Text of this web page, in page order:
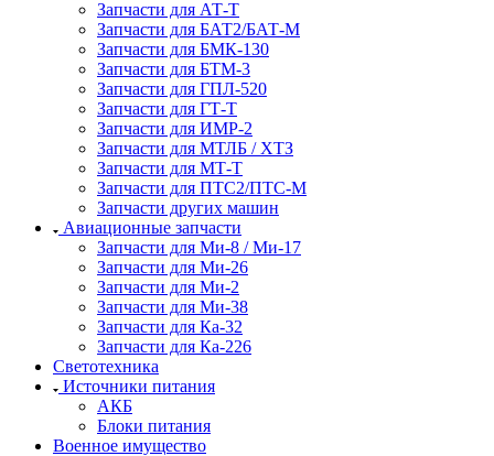
Запчасти для АТ-Т
Запчасти для БАТ2/БАТ-М
Запчасти для БМК-130
Запчасти для БТМ-3
Запчасти для ГПЛ-520
Запчасти для ГТ-Т
Запчасти для ИМР-2
Запчасти для МТЛБ / ХТЗ
Запчасти для МТ-Т
Запчасти для ПТС2/ПТС-М
Запчасти других машин
Авиационные запчасти
Запчасти для Ми-8 / Ми-17
Запчасти для Ми-26
Запчасти для Ми-2
Запчасти для Ми-38
Запчасти для Ка-32
Запчасти для Ка-226
Светотехника
Источники питания
АКБ
Блоки питания
Военное имущество